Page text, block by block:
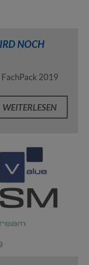
NOCH
2019
WEITERLESEN